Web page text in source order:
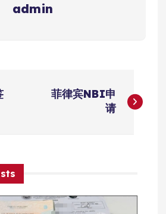
admin
菲律宾NBI申
请